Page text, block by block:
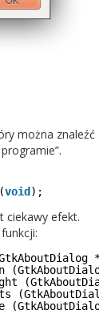
można znaleźć
void );
ciekawy efekt.